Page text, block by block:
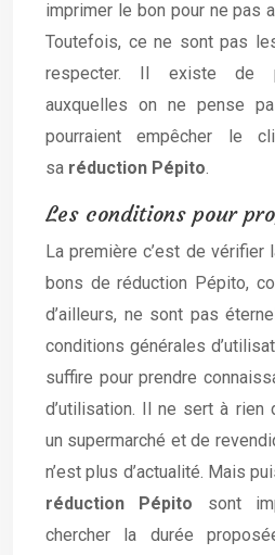
imprimer le bon pour ne pas
Toutefois, ce ne sont pas
respecter. Il existe de
auxquelles on ne pense
pourraient empêcher le
sa réduction Pépito.
Les conditions pour
La première c’est de vérifier
bons de réduction Pépito,
d’ailleurs, ne sont pas
conditions générales
suffire pour prendre
d’utilisation. Il ne sert à rien
un supermarché et de
n’est plus d’actualité. Mais
réduction Pépito sont
chercher la durée